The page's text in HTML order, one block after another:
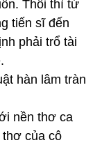
phây mà gặp
phải
Thôi thì từ
tiến sĩ đến